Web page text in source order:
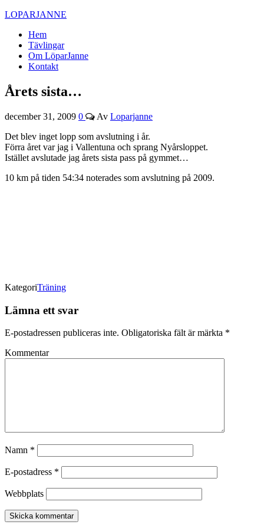
LOPARJANNE
Hem
Tävlingar
Om LöparJanne
Kontakt
Årets sista…
december 31, 2009 0 Av Loparjanne
Det blev inget lopp som avslutning i år.
Förra året var jag i Vallentuna och sprang Nyårsloppet.
Istället avslutade jag årets sista pass på gymmet…
10 km på tiden 54:34 noterades som avslutning på 2009.
KategoriTräning
Lämna ett svar
E-postadressen publiceras inte. Obligatoriska fält är märkta *
Kommentar
Namn *
E-postadress *
Webbplats